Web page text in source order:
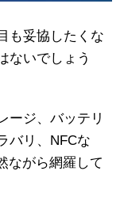
も妥協したくな
ないでしょう
ージ、バッテリ
バリ、NFCな
ながら網羅して